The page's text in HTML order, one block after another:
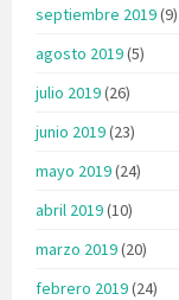
septiembre 2019(9)
agosto 2019(5)
julio 2019(26)
junio 2019(23)
mayo 2019(24)
abril 2019(10)
marzo 2019(20)
febrero 2019(24)